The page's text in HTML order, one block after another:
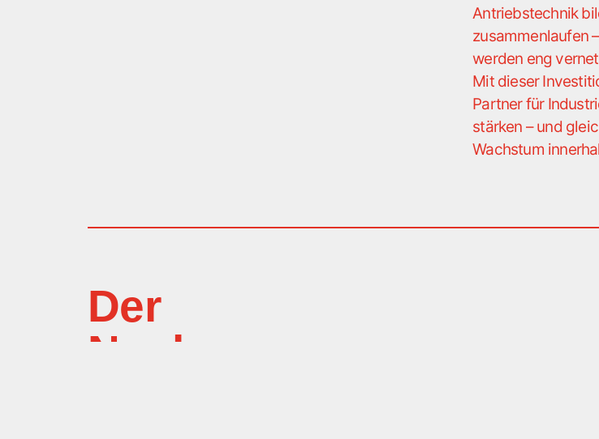
Antriebstechnik
zusammenlaufen
werden eng
Mit dieser
Partner für
stärken – und
Wachstum
Der
Neubau